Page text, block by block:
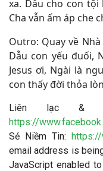
xa. Dẫu cho con tội
Cha vẫn ấm áp che
Outro: Quay về
Dẫu con yếu đuối,
Jesus ơi, Ngài là
con thấy đời thỏa
Liên lạc &
https://
Sẻ Niềm Tin: https://
email address is
JavaScript enabled